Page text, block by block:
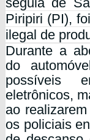
Piripiri (PI),
ilegal de
Durante a
do
possíveis
eletrônicos,
ao
os policiais